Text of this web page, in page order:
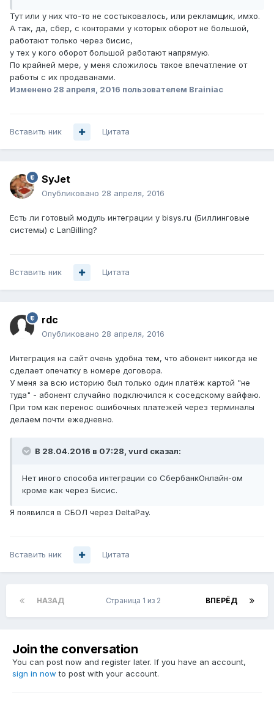
Тут или у них что-то не состыковалось, или рекламщик, имхо.
А так, да, сбер, с конторами у которых оборот не большой,
работают только через бисис,
у тех у кого оборот большой работают напрямую.
По крайней мере, у меня сложилось такое впечатление от
работы с их продаванами.
Изменено 28 апреля, 2016 пользователем Brainiac
Вставить ник Цитата
SyJet
Опубликовано 28 апреля, 2016
Есть ли готовый модуль интеграции у bisys.ru (Биллинговые
системы) с LanBilling?
Вставить ник Цитата
rdc
Опубликовано 28 апреля, 2016
Интеграция на сайт очень удобна тем, что абонент никогда не
сделает опечатку в номере договора.
У меня за всю историю был только один платёж картой "не
туда" - абонент случайно подключился к соседскому вайфаю.
При том как перенос ошибочных платежей через терминалы
делаем почти ежедневно.
В 28.04.2016 в 07:28, vurd сказал:
Нет иного способа интеграции со СбербанкОнлайн-ом
кроме как через Бисис.
Я появился в СБОЛ через DeltaPay.
Вставить ник Цитата
НАЗАД ВПЕРЁД
Страница 1 из 2
Join the conversation
You can post now and register later. If you have an account,
sign in now to post with your account.